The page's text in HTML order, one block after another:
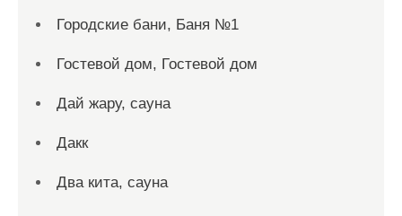
Городские бани, Баня №1
Гостевой дом, Гостевой дом
Дай жару, сауна
Дакк
Два кита, сауна